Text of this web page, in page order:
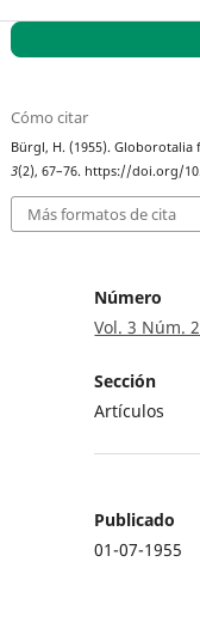
Cómo citar
Bürgl, H. (1955).
3(2), 67–76. https://doi.org/
Más formatos de cita
Número
Vol. 3 Núm.
Sección
Artículos
Publicado
01-07-1955